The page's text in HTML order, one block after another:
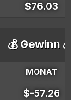
$76.03
💰 Gewinn
MONAT
$-57.26